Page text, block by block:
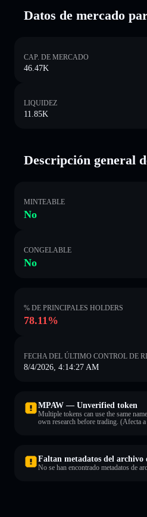
Datos de mercado
CAP. DE MERCADO
46.47K
LIQUIDEZ
11.85K
Descripción general
MINTEABLE
No
CONGELABLE
No
% DE PRINCIPALES HOLDERS
78.11%
FECHA DEL ÚLTIMO CONTROL DE
8/4/2026, 4:14:27 AM
MPAW — Unverified token
Multiple tokens can use the same
own research before trading. (Afecta
Faltan metadatos del archivo
No se han encontrado metadatos de